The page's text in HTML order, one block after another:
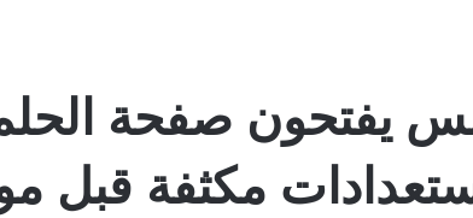
يفتحون صفحة
مكثفة قبل